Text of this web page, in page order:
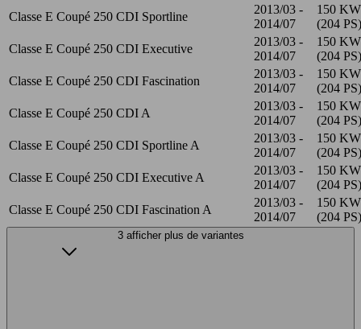
Classe E Coupé 250 CDI Sportline
2013/03 -
2014/07
150 KW
(204 PS)
Classe E Coupé 250 CDI Executive
2013/03 -
2014/07
150 KW
(204 PS)
Classe E Coupé 250 CDI Fascination
2013/03 -
2014/07
150 KW
(204 PS)
Classe E Coupé 250 CDI A
2013/03 -
2014/07
150 KW
(204 PS)
Classe E Coupé 250 CDI Sportline A
2013/03 -
2014/07
150 KW
(204 PS)
Classe E Coupé 250 CDI Executive A
2013/03 -
2014/07
150 KW
(204 PS)
Classe E Coupé 250 CDI Fascination A
2013/03 -
2014/07
150 KW
(204 PS)
3 afficher plus de variantes